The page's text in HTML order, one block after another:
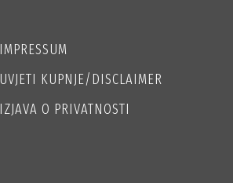
IMPRESSUM
UVJETI KUPNJE/DISCLAIMER
IZJAVA O PRIVATNOSTI